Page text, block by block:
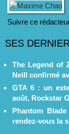
Suivre ce
SES
The Legend of
Neill confirmé
GTA 6 : un
août, Rockstar
Phantom
rendez-vous la